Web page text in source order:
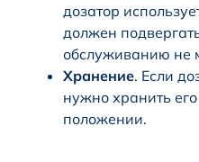
дозатор
должен
обслуживанию не
Хранение. Если
нужно хранить
положении.